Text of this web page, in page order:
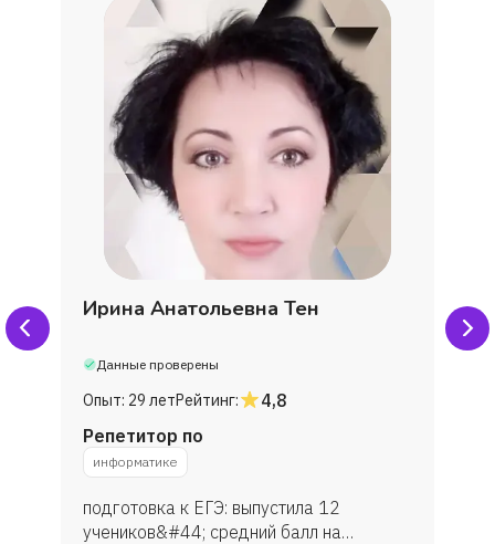
Ирина Анатольевна Тен
Данные проверены
Опыт: 29 летРейтинг:
4,8
Репетитор по
информатике
подготовка к ЕГЭ: выпустила 12
учеников&#44; средний балл на